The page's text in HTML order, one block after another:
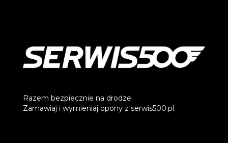
Razem bezpiecznie na drodze.
Zamawiaj i wymieniaj opony z serwis500.pl